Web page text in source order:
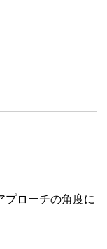
プローチの角度に